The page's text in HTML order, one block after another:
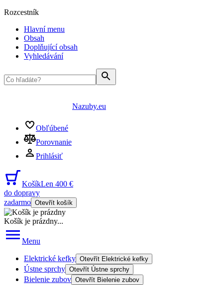
Rozcestník
Hlavní menu
Obsah
Doplňující obsah
Vyhledávání
Nazuby.eu
Obľúbené
Porovnanie
Prihlásiť
KošíkLen 400 €
do dopravy
zadarmo Otevřít košík
Košík je prázdny...
Menu
Elektrické kefky Otevřít Elektrické kefky
Ústne sprchy Otevřít Ústne sprchy
Bielenie zubov Otevřít Bielenie zubov